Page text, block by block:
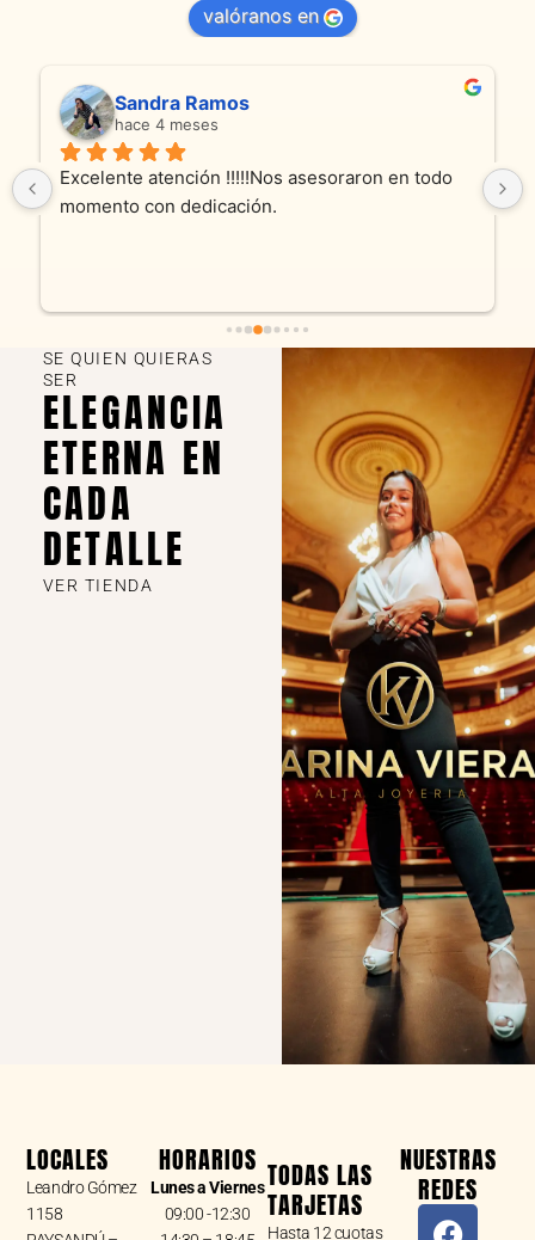
valóranos en
Sandra Ramos
hace 4 meses
Excelente atención !!!!!Nos asesoraron en todo
momento con dedicación.
SE QUIEN QUIERAS
SER
ELEGANCIA
ETERNA EN
CADA
DETALLE
VER TIENDA
LOCALES
Leandro Gómez
1158
HORARIOS
Lunes a Viernes
09:00 -12:30
TODAS LAS
TARJETAS
Hasta 12 cuotas
NUESTRAS
REDES
F
I
W